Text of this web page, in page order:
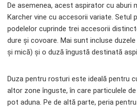
De asemenea, acest aspirator cu aburi
Karcher vine cu accesorii variate. Setul
podelelor cuprinde trei accesorii
dure și covoare. Mai sunt incluse
și mică) și o duză îngustă destinată
Duza pentru rosturi este ideală pentru
altor zone înguste, în care particulele
pot aduna. Pe de altă parte, peria